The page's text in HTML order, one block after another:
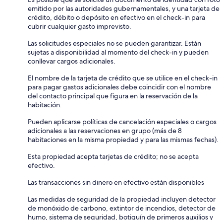
emitido por las autoridades gubernamentales, y una tarjeta de
crédito, débito o depósito en efectivo en el check-in para
cubrir cualquier gasto imprevisto.
Las solicitudes especiales no se pueden garantizar. Están
sujetas a disponibilidad al momento del check-in y pueden
conllevar cargos adicionales.
El nombre de la tarjeta de crédito que se utilice en el check-in
para pagar gastos adicionales debe coincidir con el nombre
del contacto principal que figura en la reservación de la
habitación.
Pueden aplicarse políticas de cancelación especiales o cargos
adicionales a las reservaciones en grupo (más de 8
habitaciones en la misma propiedad y para las mismas fechas).
Esta propiedad acepta tarjetas de crédito; no se acepta
efectivo.
Las transacciones sin dinero en efectivo están disponibles
Las medidas de seguridad de la propiedad incluyen detector
de monóxido de carbono, extintor de incendios, detector de
humo, sistema de seguridad, botiquín de primeros auxilios y